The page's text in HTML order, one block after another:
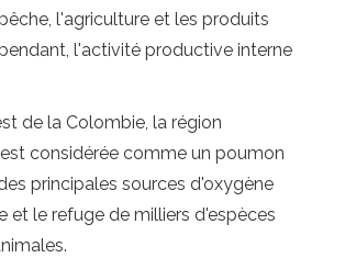
l'agriculture et les produits
l'activité productive interne
de la Colombie, la région
considérée comme un poumon
principales sources d'oxygène
et le refuge de milliers d'espèces